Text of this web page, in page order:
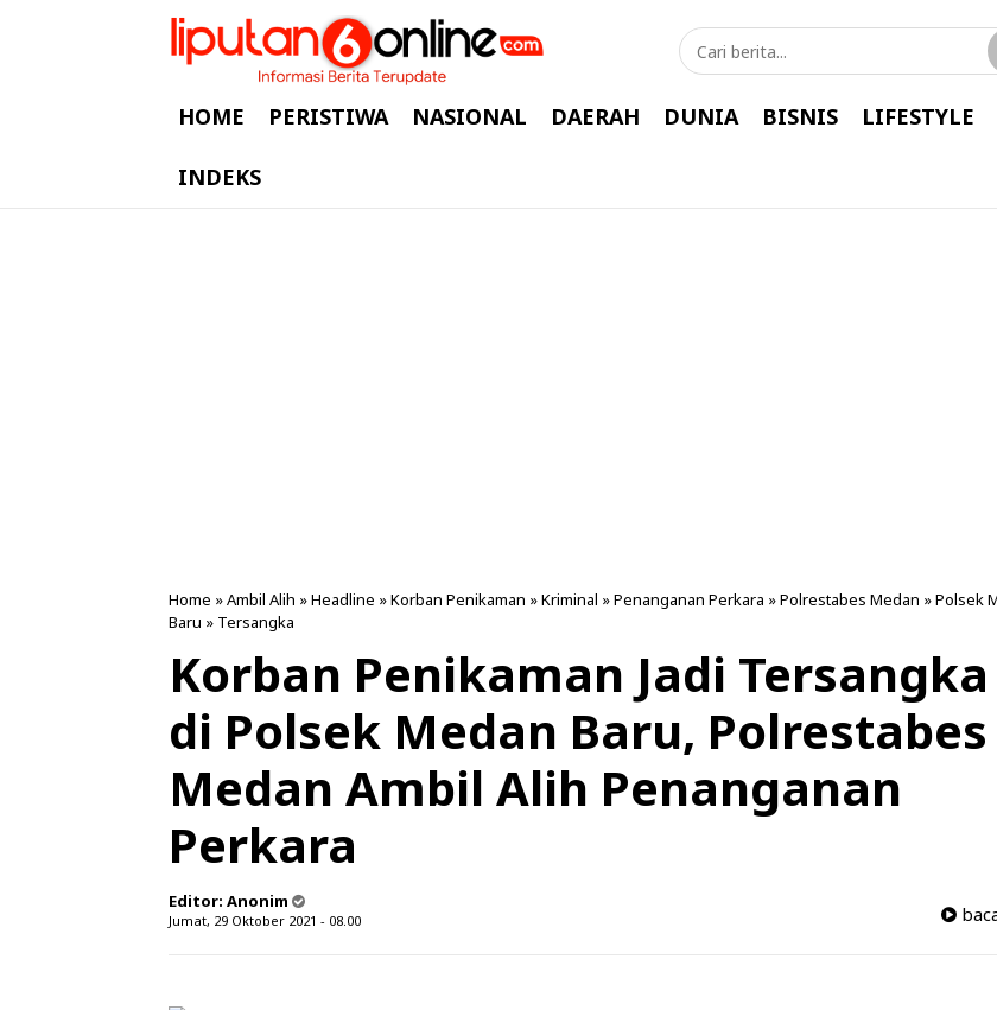
HOME PERISTIWA NASIONAL DAERAH DUNIA BISNIS LIFESTYLE
INDEKS
Home »Ambil Alih »Headline »Korban Penikaman »Kriminal »Penanganan Perkara »Polrestabes Medan »Polsek
Baru » Tersangka
Korban Penikaman Jadi Tersangka
di Polsek Medan Baru, Polrestabes
Medan Ambil Alih Penanganan
Perkara
Editor: Anonim
Jumat, 29 Oktober 2021 - 08.00